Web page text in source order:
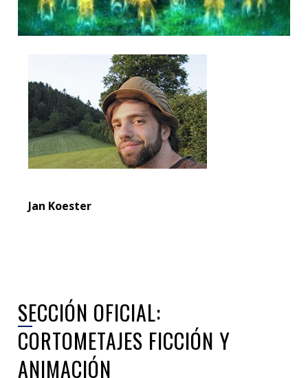
Jan Koester
SECCIÓN OFICIAL:
CORTOMETAJES FICCIÓN Y
ANIMACIÓN